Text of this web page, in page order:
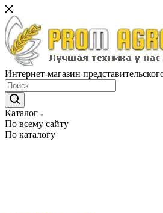
Интернет-магазин
Каталог
По всему сайту
По каталогу